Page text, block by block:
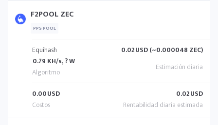
F2POOL ZEC
PPS POOL
Equihash
0.79 KH/s, ? W
0.02USD (~0.000048 ZEC)
0.00USD 0.02USD